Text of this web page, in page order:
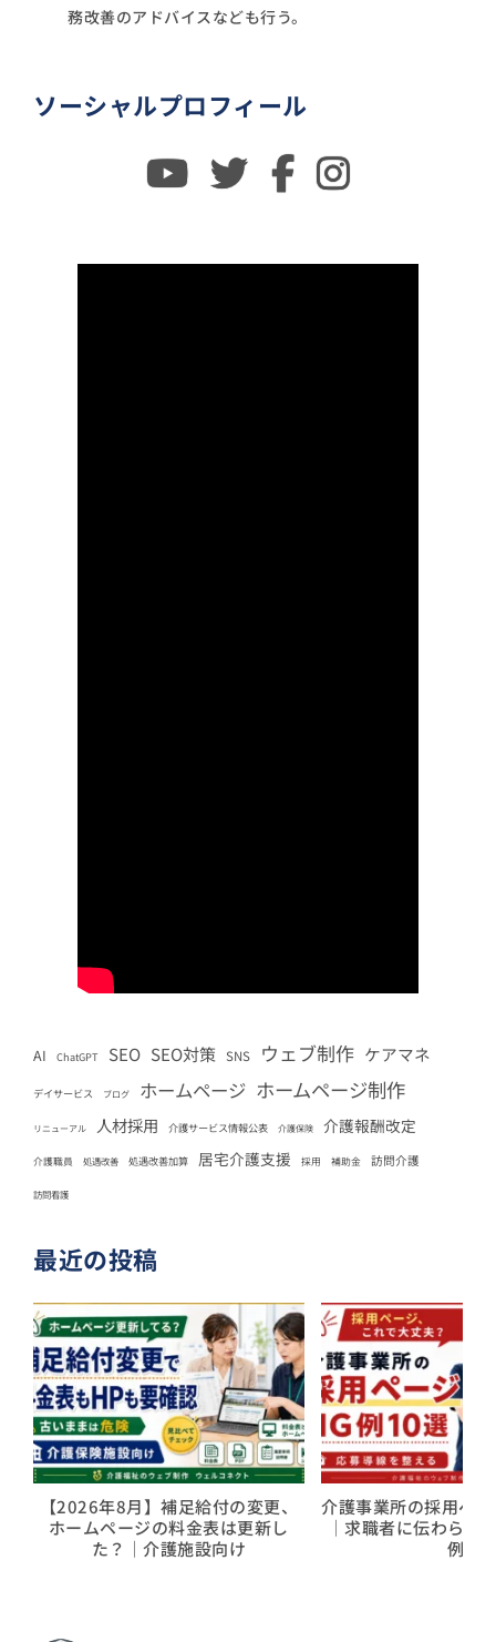
務改善のアドバイスなども行う。
ソーシャルプロフィール
Youtubetwitterfacebookinstagram
AI ChatGPT SEO SEO対策 SNS ウェブ制作 ケアマネ
デイサービス ブログ ホームページ ホームページ制作
リニューアル 人材採用 介護サービス情報公表 介護保険 介護報酬改定
介護職員 処遇改善 処遇改善加算 居宅介護支援 採用 補助金 訪問介護
訪問看護
最近の投稿
【2026年8月】補足給付の変更、
ホームページの料金表は更新し
た？｜介護施設向け
介護事業所の採用ペ
｜求職者に伝わらな
例